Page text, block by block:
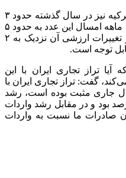
وی ادامه داد: حجم تجارت ایران با ترکیه نیز در سال گذشته حدود ۳
میلیارد ۲۷۱ میلیون دلار بود اما در ۹ ماهه امسال این عدد به حدود ۵
ارزشی
آن نزدیک به ۲
توجه است.
تراز تجاری ایران با این
گفت: تراز تجاری ایران با
جاری مثبت بوده است، رشد
در مقابل رشد واردات
صادرات ما نسبت به واردات